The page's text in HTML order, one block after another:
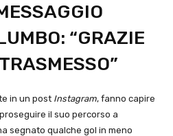
“GRAZIE
in un post Instagram, fanno capire
il suo percorso a
segnato qualche gol in meno